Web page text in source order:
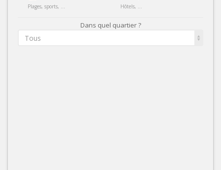
Plages, sports, ... Hôtels, ...
Dans quel quartier ?
Tous